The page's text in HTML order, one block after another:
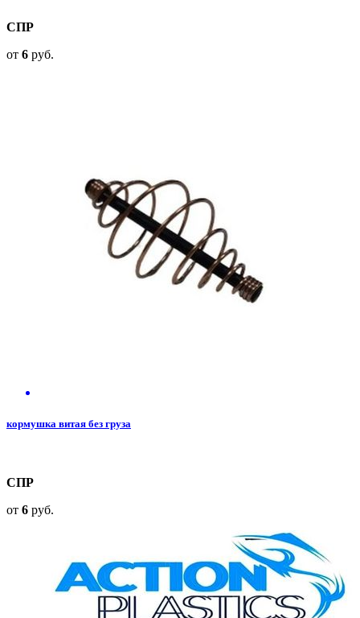
СПР
от 6 руб.
кормушка витая без груза
СПР
от 6 руб.